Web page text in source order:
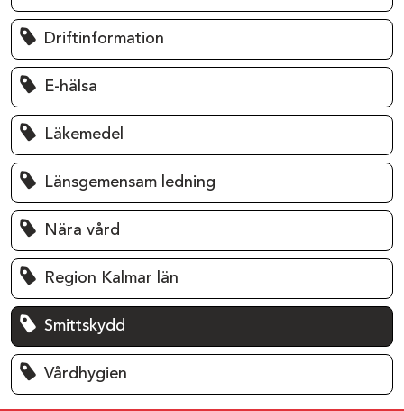
Driftinformation
E-hälsa
Läkemedel
Länsgemensam ledning
Nära vård
Region Kalmar län
Smittskydd
Vårdhygien